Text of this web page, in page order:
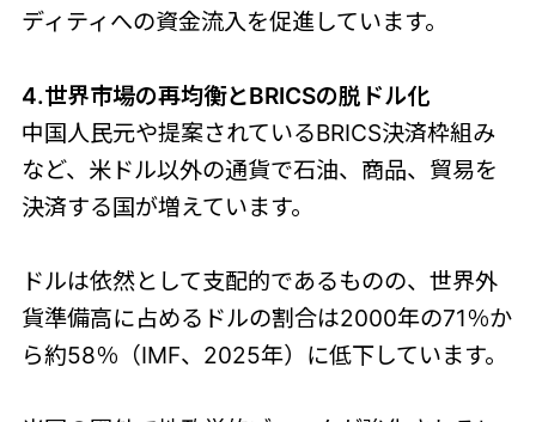
ディティへの資金流入を促進しています。
4.世界市場の再均衡とBRICSの脱ドル化
中国人民元や提案されているBRICS決済枠組み
など、米ドル以外の通貨で石油、商品、貿易を
決済する国が増えています。
ドルは依然として支配的であるものの、世界外
貨準備高に占めるドルの割合は2000年の71％か
ら約58％（IMF、2025年）に低下しています。